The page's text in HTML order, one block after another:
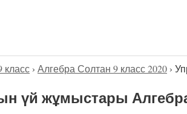
класс › Алгебра Солтан 9 класс 2020 ›
үй жұмыстары Алгебра